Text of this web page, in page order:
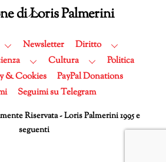
Back
Top
di Loris Palmerini
Newsletter
Diritto
Cultura
Politica
& Cookies
PayPal Donations
Seguimi su Telegram
Riservata - Loris Palmerini 1995 e
seguenti